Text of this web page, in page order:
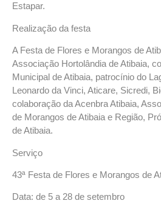
Estapar.
Realização da festa
A Festa de Flores e Morangos de
Associação Hortolândia de Atibaia,
Municipal de Atibaia, patrocínio do
Leonardo da Vinci, Aticare, Sicredi,
colaboração da Acenbra Atibaia,
de Morangos de Atibaia e Região,
de Atibaia.
Serviço
43ª Festa de Flores e Morangos de
Data: de 5 a 28 de setembro